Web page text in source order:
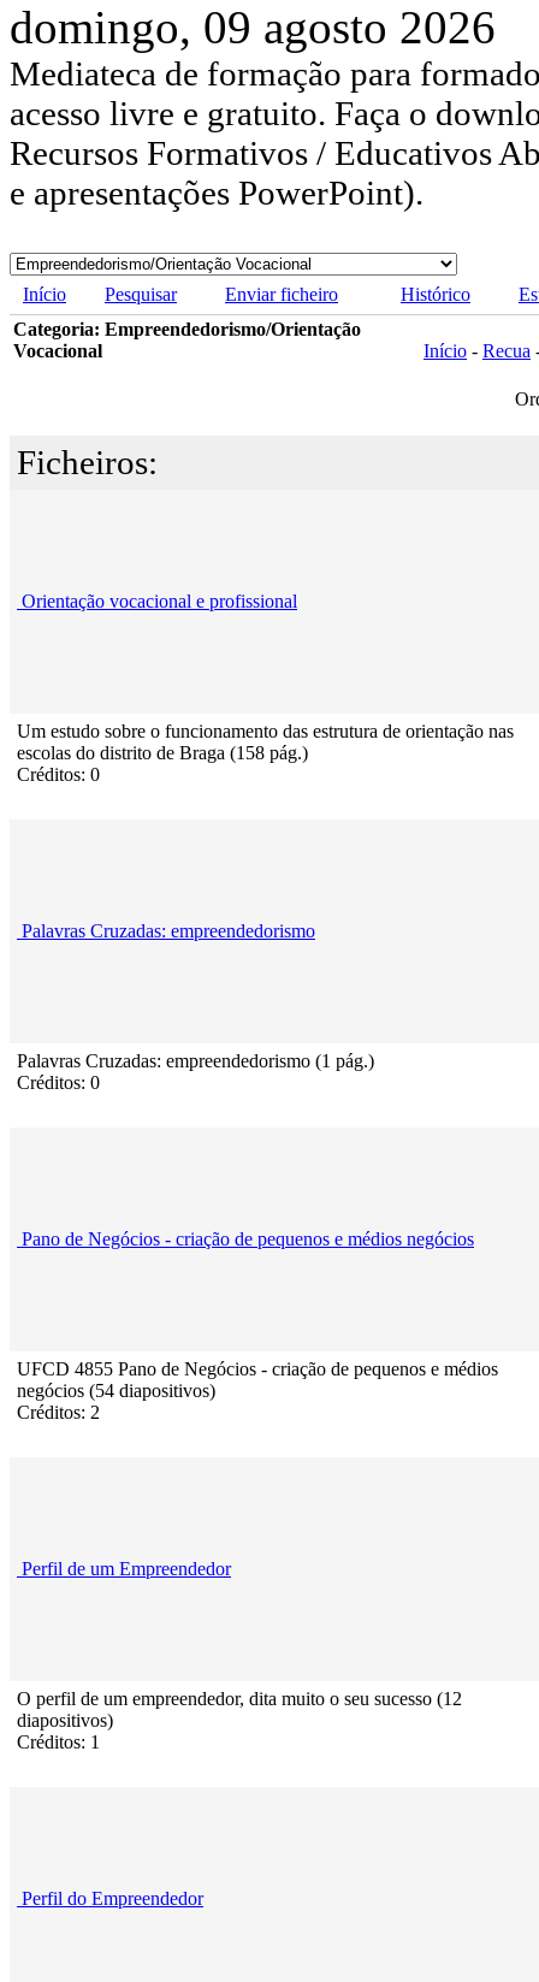
domingo, 09 agosto 2026
Mediateca de formação para
acesso livre e gratuito. Faça o
Recursos Formativos / Educativos
e apresentações PowerPoint).
Início Pesquisar Enviar ficheiro Histórico
Categoria: Empreendedorismo/Orientação
Vocacional
Início - Recua
Ficheiros:
Orientação vocacional e profissional
Um estudo sobre o funcionamento das estrutura de orientação nas
escolas do distrito de Braga (158 pág.)
Créditos: 0
Palavras Cruzadas: empreendedorismo
Palavras Cruzadas: empreendedorismo (1 pág.)
Créditos: 0
Pano de Negócios - criação de pequenos e médios negócios
UFCD 4855 Pano de Negócios - criação de pequenos e médios
negócios (54 diapositivos)
Créditos: 2
Perfil de um Empreendedor
O perfil de um empreendedor, dita muito o seu sucesso (12
diapositivos)
Créditos: 1
Perfil do Empreendedor